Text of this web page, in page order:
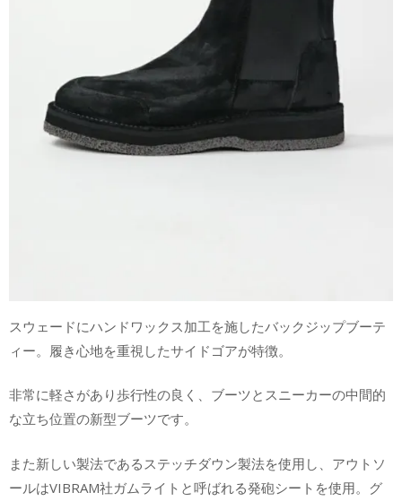
スウェードにハンドワックス加工を施したバックジップブーテ
ィー。履き心地を重視したサイドゴアが特徴。
非常に軽さがあり歩行性の良く、ブーツとスニーカーの中間的
な立ち位置の新型ブーツです。
また新しい製法であるステッチダウン製法を使用し、アウトソ
ールはVIBRAM社ガムライトと呼ばれる発砲シートを使用。グ